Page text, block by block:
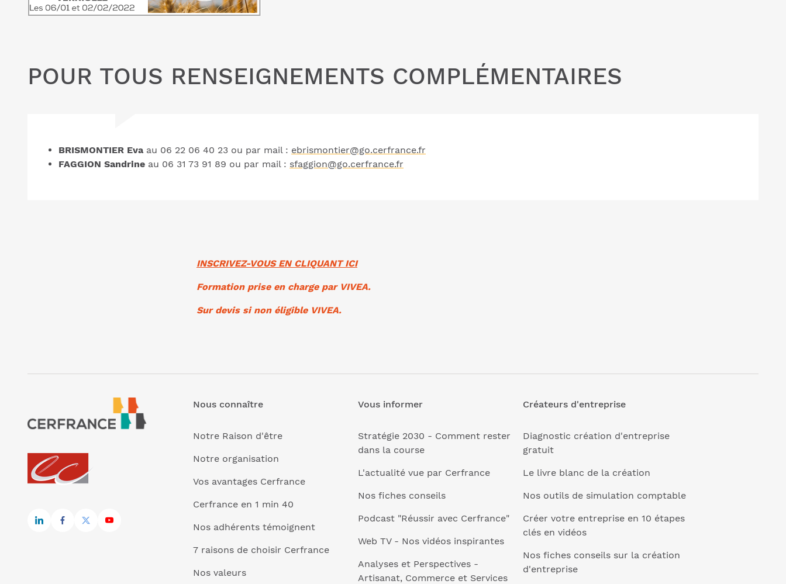
POUR TOUS RENSEIGNEMENTS COMPLÉMENTAIRES
BRISMONTIER Evaau 06 22 06 40 23 ou par mail : ebrismontier@go.cerfrance.fr
FAGGION Sandrine au 06 31 73 91 89 ou par mail : sfaggion@go.cerfrance.fr
INSCRIVEZ-VOUS EN CLIQUANT ICI
Formation prise en charge par VIVEA.
Sur devis si non éligible VIVEA.
Nous connaître
Notre Raison d'être
Notre organisation
Vos avantages Cerfrance
Cerfrance en 1 min 40
Nos adhérents témoignent
7 raisons de choisir Cerfrance
Nos valeurs
Vous informer
Stratégie 2030 - Comment rester
dans la course
L'actualité vue par Cerfrance
Nos fiches conseils
Podcast "Réussir avec Cerfrance"
Web TV - Nos vidéos inspirantes
Analyses et Perspectives -
Artisanat, Commerce et Services
Créateurs d'entreprise
Diagnostic création d'entreprise
gratuit
Le livre blanc de la création
Nos outils de simulation comptable
Créer votre entreprise en 10 étapes
clés en vidéos
Nos fiches conseils sur la création
d'entreprise